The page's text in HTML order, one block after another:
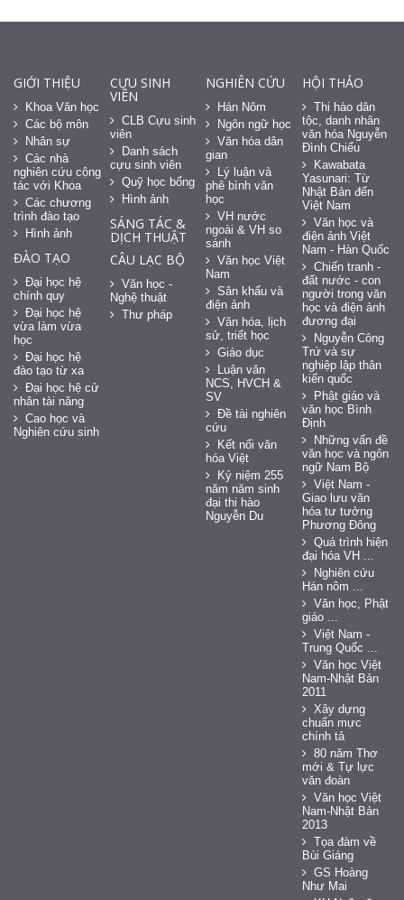
GIỚI THIỆU
Khoa Văn học
Các bộ môn
Nhân sự
Các nhà
nghiên cứu cộng
tác với Khoa
Các chương
trình đào tạo
Hình ảnh
ĐÀO TẠO
Đại học hệ
chính quy
Đại học hệ
vừa làm vừa
học
Đại học hệ
đào tạo từ xa
Đại học hệ cử
nhân tài năng
Cao học và
Nghiên cứu sinh
CỰU SINH
VIÊN
CLB Cựu sinh
viên
Danh sách
cựu sinh viên
Quỹ học bổng
Hình ảnh
SÁNG TÁC &
DỊCH THUẬT
CÂU LẠC BỘ
Văn học -
Nghệ thuật
Thư pháp
NGHIÊN CỨU
Hán Nôm
Ngôn ngữ học
Văn hóa dân
gian
Lý luận và
phê bình văn
học
VH nước
ngoài & VH so
sánh
Văn học Việt
Nam
Sân khấu và
điện ảnh
Văn hóa, lịch
sử, triết học
Giáo dục
Luận văn
NCS, HVCH &
SV
Đề tài nghiên
cứu
Kết nối văn
hóa Việt
Kỷ niệm 255
năm năm sinh
đại thi hào
Nguyễn Du
HỘI THẢO
Thi hào dân
tộc, danh nhân
văn hóa Nguyễn
Đình Chiểu
Kawabata
Yasunari: Từ
Nhật Bản đến
Việt Nam
Văn học và
điện ảnh Việt
Nam - Hàn Quốc
Chiến tranh -
đất nước - con
người trong văn
học và điện ảnh
đương đại
Nguyễn Công
Trứ và sự
nghiệp lập thân
kiến quốc
Phật giáo và
văn học Bình
Định
Những vấn đề
văn học và ngôn
ngữ Nam Bộ
Việt Nam -
Giao lưu văn
hóa tư tưởng
Phương Đông
Quá trình hiện
đại hóa VH ...
Nghiên cứu
Hán nôm ...
Văn học, Phật
giáo ...
Việt Nam -
Trung Quốc ...
Văn học Việt
Nam-Nhật Bản
2011
Xây dựng
chuẩn mực
chính tả
80 năm Thơ
mới & Tự lực
văn đoàn
Văn học Việt
Nam-Nhật Bản
2013
Tọa đàm về
Bùi Giáng
GS Hoàng
Như Mai